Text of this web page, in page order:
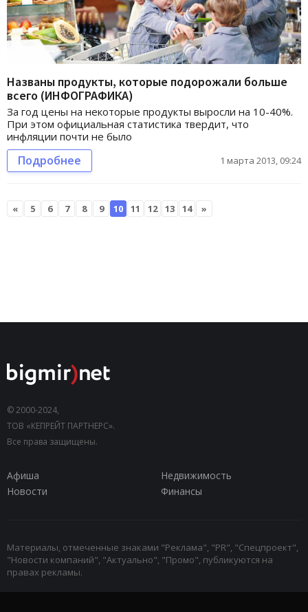
Названы продукты, которые подорожали больше
всего (ИНФОГРАФИКА)
За год цены на некоторые продукты выросли на 10-40%.
При этом официальная статистика твердит, что
инфляции почти не было
Подробнее 1 марта 2013, 09:24
« 5 6 7 8 9 10 11 12 13 14 »
© 2000-2024,
ТОВ «КЕПРЕЙТ ПАРТНЕРС».
Все права защищены.
Афиша
Недвижимость
Новости
Финансы
Материалы, отмеченные знаками "Реклама", "PR", "Спецпроект",
"Новости компаний", "Актуально", "Промо", публикуются на
правах рекламы.